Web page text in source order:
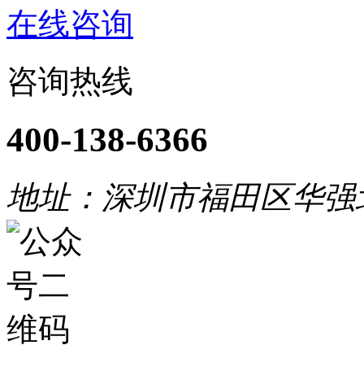
在线咨询
咨询热线
400-138-6366
地址：深圳市福田区华